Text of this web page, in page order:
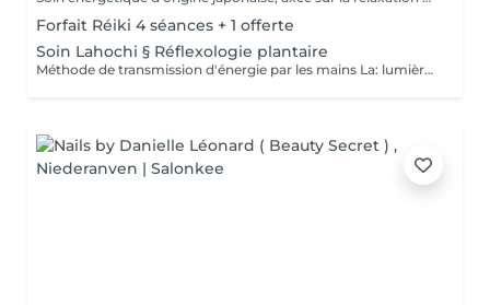
Forfait Réiki 4 séances + 1 offerte
Soin Lahochi § Réflexologie plantaire
Méthode de transmission d'énergie par les mains La: lumière, amour HO: mouvement de l'énergie CHI: energie vitale Effets: -Diminue le stress -Procure un calme profond et durable -Aide à harmoniser le corps et l'esprit - Energie retrouvée - Favorise le lâcher-prise -Harmonisation des Chakras Couplé à la réflexologie plantaire c'est un soin qui apporte une relaxation complète et durable alliant les bienfaits du soin énergétique et ceux de la réflexologie . A faire seul ou en cure de 4 séances "Détente absolue "